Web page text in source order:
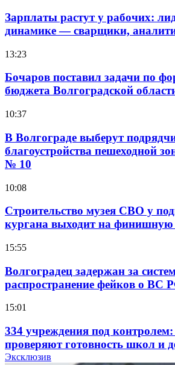
Зарплаты растут у рабочих:
динамике — сварщики,
13:23
Бочаров поставил задачи по
бюджета Волгоградской
10:37
В Волгограде выберут
благоустройства пешеходной
№ 10
10:08
Строительство музея СВО у
кургана выходит на
15:55
Волгоградец задержан за
распространение фейков о ВС
15:01
334 учреждения под
проверяют готовность школ и
учебному году
Эксклюзив